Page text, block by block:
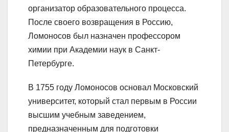
организатор образовательного процесса.
После своего возвращения в Россию,
Ломоносов был назначен профессором
химии при Академии наук в Санкт-
Петербурге.
В 1755 году Ломоносов основал Московский
университет, который стал первым в России
высшим учебным заведением,
предназначенным для подготовки